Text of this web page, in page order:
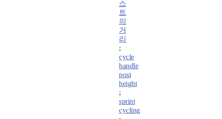
스
트
의
거
리
;
cycle
handle
post
height
;
sprint
cycling